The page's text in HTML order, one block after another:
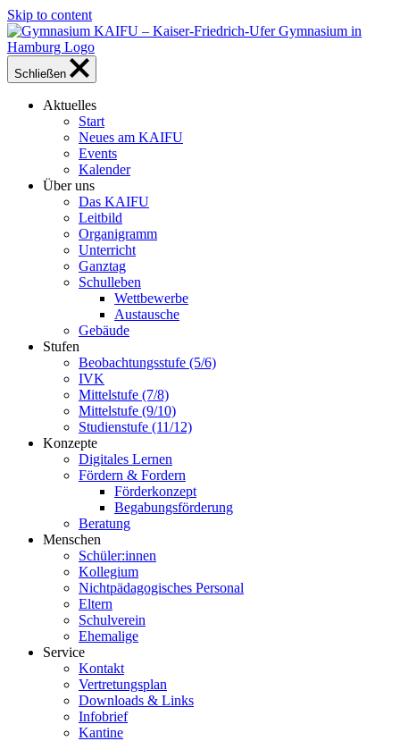
Skip to content
Schließen
Aktuelles
Start
Neues am KAIFU
Events
Kalender
Über uns
Das KAIFU
Leitbild
Organigramm
Unterricht
Ganztag
Schulleben
Wettbewerbe
Austausche
Gebäude
Stufen
Beobachtungsstufe (5/6)
IVK
Mittelstufe (7/8)
Mittelstufe (9/10)
Studienstufe (11/12)
Konzepte
Digitales Lernen
Fördern & Fordern
Förderkonzept
Begabungsförderung
Beratung
Menschen
Schüler:innen
Kollegium
Nichtpädagogisches Personal
Eltern
Schulverein
Ehemalige
Service
Kontakt
Vertretungsplan
Downloads & Links
Infobrief
Kantine